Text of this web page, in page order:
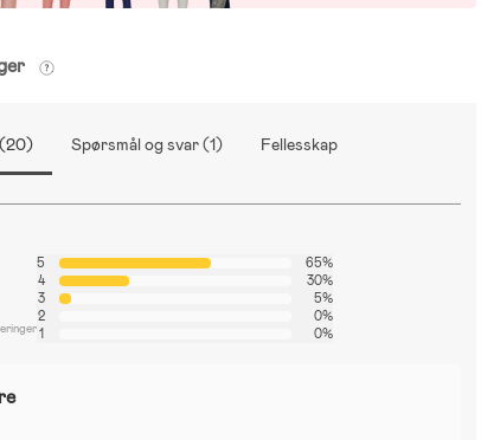
Spørsmål og svar (1) Fellesskap
5
65%
4
30%
3
5%
2
0%
1
0%